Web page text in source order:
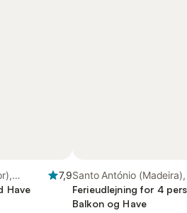
7,9
Have
Santo António
Ferieudlejning for 4
Balkon og Have